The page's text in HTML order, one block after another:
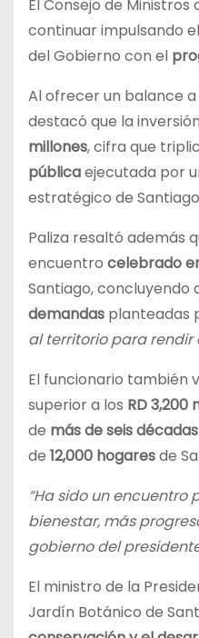
El Consejo de
continuar impulsando
del Gobierno con el
Al ofrecer un balance
destacó que la
millones, cifra que
públicaejecutada por
estratégico de
Paliza resaltó además
encuentro celebrado
Santiago,
demandas planteadas
al territorio para rendir
El funcionario también
superior a los RD 3,200
de más de seis décadas
de 12,000 hogaresde
“Ha sido un encuentro
bienestar, más
gobierno del
El ministro de la
Jardín Botánico de